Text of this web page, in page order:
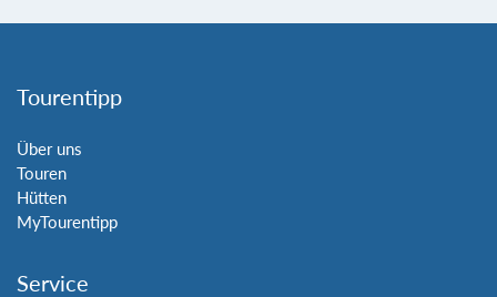
Tourentipp
Über uns
Touren
Hütten
MyTourentipp
Service